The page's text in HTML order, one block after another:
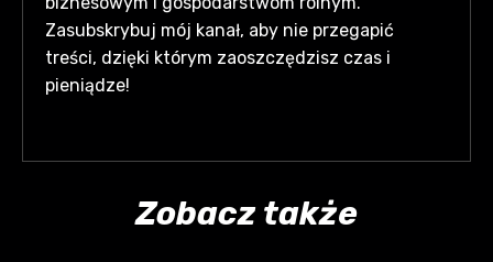
Zasubskrybuj mój kanał, aby nie przegapić
treści, dzięki którym zaoszczędzisz czas i
pieniądze!
Zobacz także